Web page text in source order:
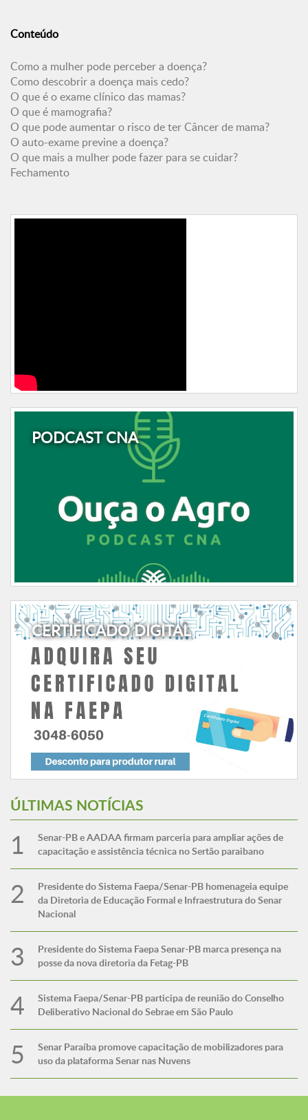
Conteúdo
Como a mulher pode perceber a doença?
Como descobrir a doença mais cedo?
O que é o exame clínico das mamas?
O que é mamografia?
O que pode aumentar o risco de ter Câncer de mama?
O auto-exame previne a doença?
O que mais a mulher pode fazer para se cuidar?
Fechamento
PODCAST CNA
CERTIFICADO DIGITAL
ÚLTIMAS NOTÍCIAS
Senar-PB e AADAA firmam parceria para ampliar ações de
capacitação e assistência técnica no Sertão paraibano
Presidente do Sistema Faepa/Senar-PB homenageia equipe
da Diretoria de Educação Formal e Infraestrutura do Senar
Nacional
Presidente do Sistema Faepa Senar-PB marca presença na
posse da nova diretoria da Fetag-PB
Sistema Faepa/Senar-PB participa de reunião do Conselho
Deliberativo Nacional do Sebrae em São Paulo
Senar Paraíba promove capacitação de mobilizadores para
uso da plataforma Senar nas Nuvens